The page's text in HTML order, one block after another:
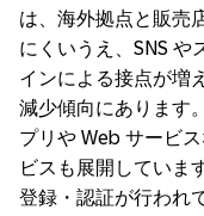
は、海外拠点と販売
にくいうえ、SNS や
インによる接点が増
減少傾向にあります
プリや Web サービ
ビスも展開していま
登録・認証が行われ